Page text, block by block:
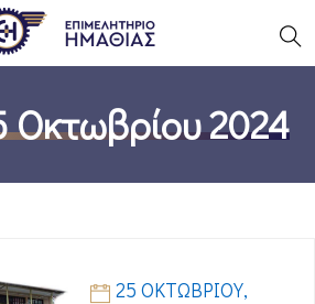
Οκτωβρίου 2024
25 ΟΚΤΩΒΡΊΟΥ,